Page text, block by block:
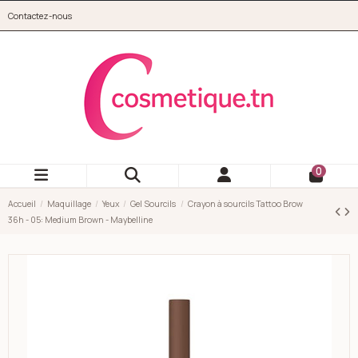
Contactez-nous
0
Accueil Maquillage Yeux Gel Sourcils
Crayon à sourcils Tattoo Brow
36h - 05: Medium Brown - Maybelline